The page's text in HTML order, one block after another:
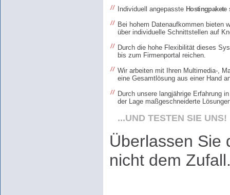
Individuell angepasste Hostingpakete
Bei hohem Datenaufkommen bieten
über individuelle Schnittstellen auf
Durch die hohe Flexibilität dieses
bis zum Firmenportal reichen.
Wir arbeiten mit Ihren Multimedia-,
eine Gesamtlösung aus einer Hand
Durch unsere langjährige Erfahrung
der Lage maßgeschneiderte
...UND TESTEN SIE UNS!
Überlassen Sie
nicht dem